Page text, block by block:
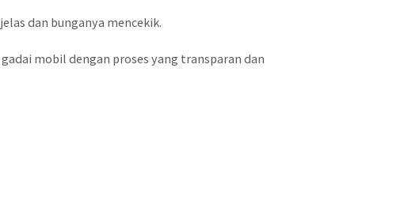
dan bunganya mencekik.
mobil dengan proses yang transparan dan